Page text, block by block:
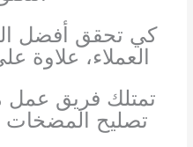
كي تحقق أفضل
العملاء، علاوة
تمتلك فريق
تصليح